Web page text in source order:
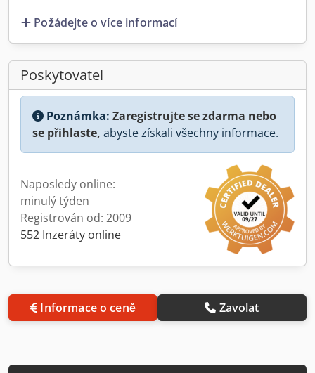
Požádejte o více informací
Poskytovatel
Poznámka: Zaregistrujte se zdarma nebo
se přihlaste, abyste získali všechny informace.
Naposledy online:
minulý týden
Registrován od: 2009
552 Inzeráty online
Informace o ceně Zavolat